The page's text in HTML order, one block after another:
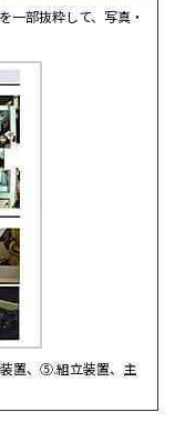
一部抜粋して、写真・
置、⑤.組立装置、主